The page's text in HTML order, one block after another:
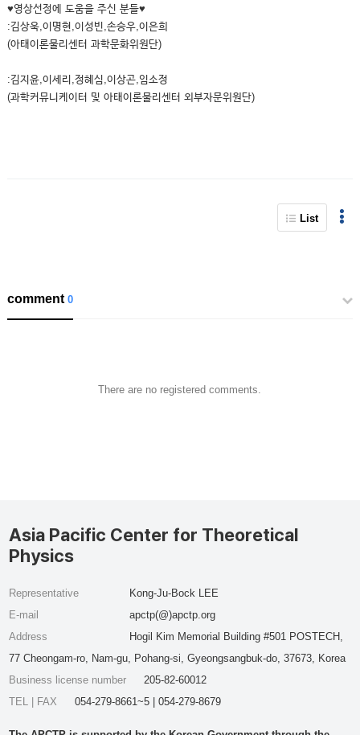
♥영상선정에 도움을 주신 분들♥
:김상욱,이명현,이성빈,손승우,이은희
(아태이론물리센터 과학문화위원단)
:김지윤,이세리,정혜심,이상곤,임소정
(과학커뮤니케이터 및 아태이론물리센터 외부자문위원단)
List
comment0
There are no registered comments.
Asia Pacific Center for Theoretical
Physics
Representative
Kong-Ju-Bock LEE
E-mail
apctp(@)apctp.org
Address
Hogil Kim Memorial Building #501 POSTECH,
77 Cheongam-ro, Nam-gu, Pohang-si, Gyeongsangbuk-do, 37673, Korea
Business license number
205-82-60012
TEL | FAX
054-279-8661~5 | 054-279-8679